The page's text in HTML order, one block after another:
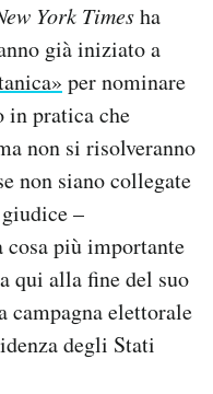
York Timesha
già iniziato a
per nominare
in pratica che
non si risolveranno
non siano collegate
–
più importante
qui alla fine del suo
campagna elettorale
degli Stati